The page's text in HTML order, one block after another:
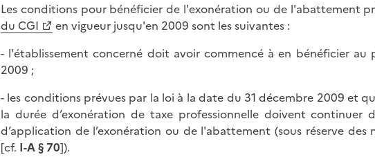
Les conditions pour bénéficier de l'exonération ou de l'abattement
du CGI
en vigueur jusqu'en 2009 sont les suivantes :
- l'établissement concerné doit avoir commencé à en bénéficier au
2009 ;
- les conditions prévues par la loi à la date du 31 décembre 2009 et
la durée d’exonération de taxe professionnelle doivent continuer
d’application de l’exonération ou de l'abattement (sous réserve
[cf. I-A § 70]).